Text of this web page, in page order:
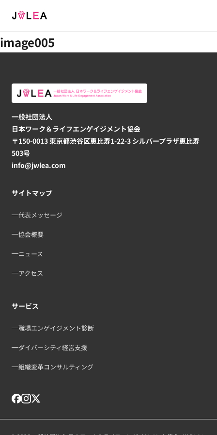
image005
一般社団法人
日本ワーク＆ライフエンゲイジメント協会
〒150-0013 東京都渋谷区恵比寿1-22-3 シルバープラザ恵比寿
503号
info@jwlea.com
サイトマップ
代表メッセージ
協会概要
ニュース
アクセス
サービス
職場エンゲイジメント診断
ダイバーシティ経営支援
組織変革コンサルティング